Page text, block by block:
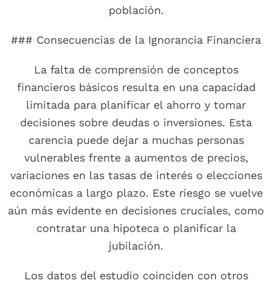
población.
### Consecuencias de la Ignorancia Financiera
La falta de comprensión de conceptos
financieros básicos resulta en una capacidad
limitada para planificar el ahorro y tomar
decisiones sobre deudas o inversiones. Esta
carencia puede dejar a muchas personas
vulnerables frente a aumentos de precios,
variaciones en las tasas de interés o elecciones
económicas a largo plazo. Este riesgo se vuelve
aún más evidente en decisiones cruciales, como
contratar una hipoteca o planificar la
jubilación.
Los datos del estudio coinciden con otros